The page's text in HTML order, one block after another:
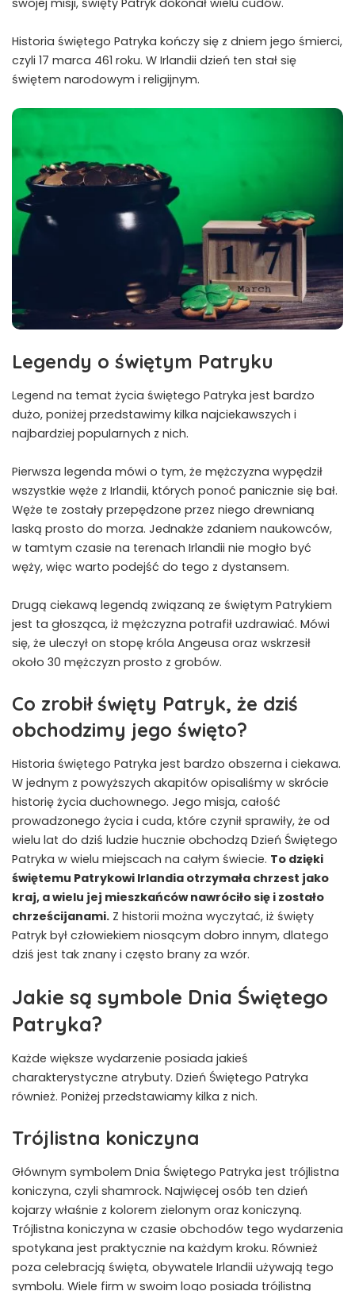
Historia świętego Patryka kończy się z dniem jego śmierci,
czyli 17 marca 461 roku. W Irlandii dzień ten stał się
świętem narodowym i religijnym.
Legendy o świętym Patryku
Legend na temat życia świętego Patryka jest bardzo
dużo, poniżej przedstawimy kilka najciekawszych i
najbardziej popularnych z nich.
Pierwsza legenda mówi o tym, że mężczyzna wypędził
wszystkie węże z Irlandii, których ponoć panicznie się bał.
Węże te zostały przepędzone przez niego drewnianą
laską prosto do morza. Jednakże zdaniem naukowców,
w tamtym czasie na terenach Irlandii nie mogło być
węży, więc warto podejść do tego z dystansem.
Drugą ciekawą legendą związaną ze świętym Patrykiem
jest ta głosząca, iż mężczyzna potrafił uzdrawiać. Mówi
się, że uleczył on stopę króla Angeusa oraz wskrzesił
około 30 mężczyzn prosto z grobów.
Co zrobił święty Patryk, że dziś
obchodzimy jego święto?
Historia świętego Patryka jest bardzo obszerna i ciekawa.
W jednym z powyższych akapitów opisaliśmy w skrócie
historię życia duchownego. Jego misja, całość
prowadzonego życia i cuda, które czynił sprawiły, że od
wielu lat do dziś ludzie hucznie obchodzą Dzień Świętego
Patryka w wielu miejscach na całym świecie. To dzięki
świętemu Patrykowi Irlandia otrzymała chrzest jako
kraj, a wielu jej mieszkańców nawróciło się i zostało
chrześcijanami. Z historii można wyczytać, iż święty
Patryk był człowiekiem niosącym dobro innym, dlatego
dziś jest tak znany i często brany za wzór.
Jakie są symbole Dnia Świętego
Patryka?
Każde większe wydarzenie posiada jakieś
charakterystyczne atrybuty. Dzień Świętego Patryka
również. Poniżej przedstawiamy kilka z nich.
Trójlistna koniczyna
Głównym symbolem Dnia Świętego Patryka jest trójlistna
koniczyna, czyli shamrock. Najwięcej osób ten dzień
kojarzy właśnie z kolorem zielonym oraz koniczyną.
Trójlistna koniczyna w czasie obchodów tego wydarzenia
spotykana jest praktycznie na każdym kroku. Również
poza celebracją święta, obywatele Irlandii używają tego
symbolu. Wiele firm w swoim logo posiada trójlistną